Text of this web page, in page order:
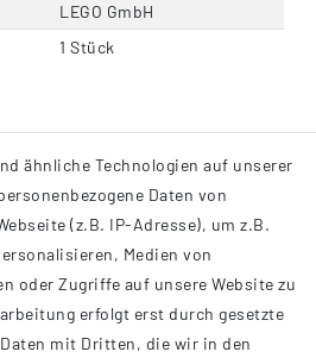
LEGO GmbH
1 Stück
ähnliche Technologien auf unserer
Daten von
(z.B. IP-Adresse), um z.B.
Medien von
oder Zugriffe auf unsere Website zu
erfolgt erst durch gesetzte
mit Dritten, die wir in den